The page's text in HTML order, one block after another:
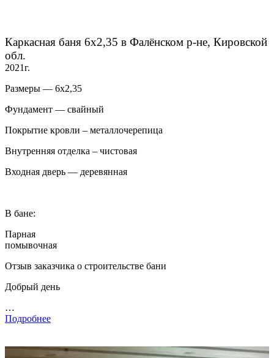
Каркасная баня 6х2,35 в Фалёнском р-не, Кировской
обл.
2021г.
Размеры — 6х2,35
Фундамент — свайный
Покрытие кровли – металлочерепица
Внутренняя отделка – чистовая
Входная дверь — деревянная
В бане:
Парная
помывочная
Отзыв заказчика о строительстве бани
Добрый день
…
Подробнее